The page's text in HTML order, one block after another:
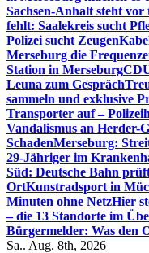
Sachsen-Anhalt steht vor
fehlt: Saalekreis sucht
Polizei sucht Zeugen
Merseburg die
Station in Merseburg
Leuna zum Gespräch
sammeln und exklusive
Transporter auf –
Vandalismus an Herder-
SchadenMerseburg:
29-Jähriger im
Süd: Deutsche Bahn
OrtKunstradsport in
Minuten ohne NetzHier
– die 13 Standorte im
Bürgermelder: Was den
Sa.. Aug. 8th, 2026